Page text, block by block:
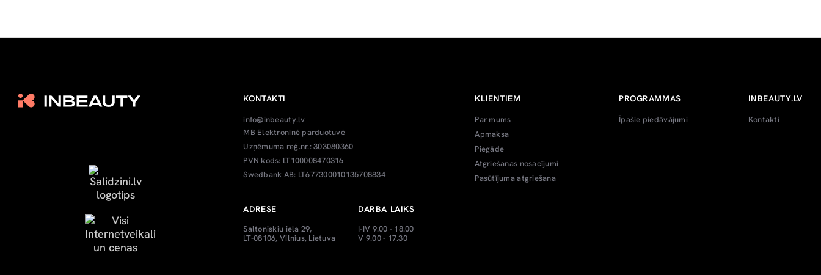
KONTAKTI
info@inbeauty.lv
MB Elektroninė parduotuvė
Uzņēmuma reģ.nr.: 303080360
PVN kods: LT100008470316
Swedbank AB: LT677300010135708834
ADRESE
Saltoniskiu iela 29,
LT-08106, Vilnius, Lietuva
DARBA LAIKS
I-IV 9.00 - 18.00
V 9.00 - 17.30
KLIENTIEM
Par mums
Apmaksa
Piegāde
Atgriešanas nosacījumi
Pasūtījuma atgriešana
PROGRAMMAS
Īpašie piedāvājumi
INBEAUTY.LV
Kontakti